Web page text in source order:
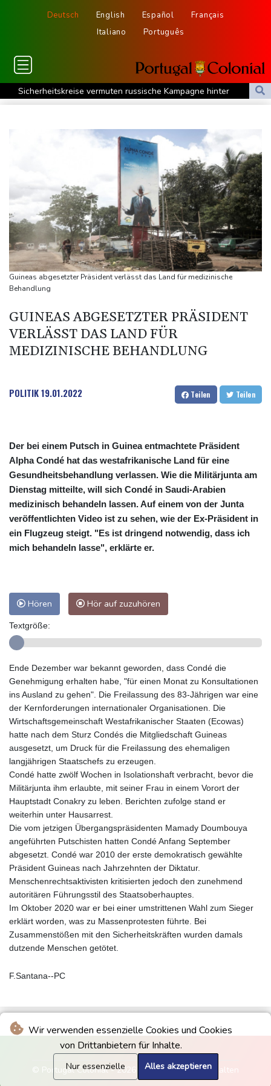
Wir verwenden essenzielle Cookies und Cookies
von Drittanbietern für Inhalte.
Nur essenzielle Alles akzeptieren
Deutsch English Español
Français
Italiano
Português
Sicherheitskreise vermuten russische Kampagne hinter
Falschvideo zu Merz-Rücktritt
Nationaler Sicherheitsrat mit Merz tagt zu Drohnenvorfall in
Kabel der Deutschen Bahn beschädigt: Kölner Staatsschutz
ermittelt wegen Sabotage
Frankreichs Außenminister Barrot kündigt Reaktion auf russische
Wahlkampf-Einmischung an
Ein Viertel der Reisenden in Deutschland lässt sich Ziele von der
KI vorschlagen
Norwegens Fußball-Verband fordert Infantinos Rücktritt
Verurteilte Linksextremistin: Bundesgerichtshof bestätigt
Beugehaft für Lina E.
Verweigerter Dopingtest: NADA will Vierjahressperre für Ansah
Guineas abgesetzter Präsident verlässt das Land für medizinische
Behandlung
GUINEAS ABGESETZTER PRÄSIDENT
VERLÄSST DAS LAND FÜR
MEDIZINISCHE BEHANDLUNG
POLITIK19.01.2022 Teilen Teilen
Der bei einem Putsch in Guinea entmachtete Präsident
Alpha Condé hat das westafrikanische Land für eine
Gesundheitsbehandlung verlassen. Wie die Militärjunta am
Dienstag mitteilte, will sich Condé in Saudi-Arabien
medizinisch behandeln lassen. Auf einem von der Junta
veröffentlichten Video ist zu sehen, wie der Ex-Präsident in
ein Flugzeug steigt. "Es ist dringend notwendig, dass ich
mich behandeln lasse", erklärte er.
Hören Hör auf zuzuhören
Textgröße:
Ende Dezember war bekannt geworden, dass Condé die
Genehmigung erhalten habe, "für einen Monat zu Konsultationen
ins Ausland zu gehen". Die Freilassung des 83-Jährigen war eine
der Kernforderungen internationaler Organisationen. Die
Wirtschaftsgemeinschaft Westafrikanischer Staaten (Ecowas)
hatte nach dem Sturz Condés die Mitgliedschaft Guineas
ausgesetzt, um Druck für die Freilassung des ehemaligen
langjährigen Staatschefs zu erzeugen.
Condé hatte zwölf Wochen in Isolationshaft verbracht, bevor die
Militärjunta ihm erlaubte, mit seiner Frau in einem Vorort der
Hauptstadt Conakry zu leben. Berichten zufolge stand er
weiterhin unter Hausarrest.
Die vom jetzigen Übergangspräsidenten Mamady Doumbouya
angeführten Putschisten hatten Condé Anfang September
abgesetzt. Condé war 2010 der erste demokratisch gewählte
Präsident Guineas nach Jahrzehnten der Diktatur.
Menschenrechtsaktivisten kritisierten jedoch den zunehmend
autoritären Führungsstil des Staatsoberhauptes.
Im Oktober 2020 war er bei einer umstrittenen Wahl zum Sieger
erklärt worden, was zu Massenprotesten führte. Bei
Zusammenstößen mit den Sicherheitskräften wurden damals
dutzende Menschen getötet.
F.Santana--PC
© Portugal Colonial - 2026 - Alle Rechte vorbehalten